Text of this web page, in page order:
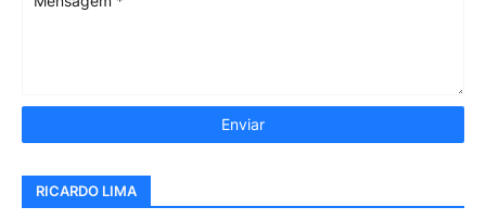
RICARDO LIMA